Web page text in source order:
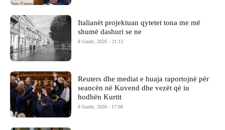
Italianët projektuan qytetet tona me më
shumë dashuri se ne
8 Gusht, 2026 - 21:13
Reuters dhe mediat e huaja raportojnë për
seancën në Kuvend dhe vezët që iu
hodhën Kurtit
8 Gusht, 2026 - 17:08